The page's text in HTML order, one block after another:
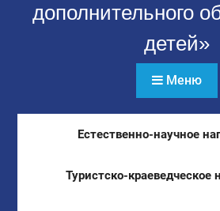
дополнительного
детей»
Меню
Естественно-научное
Туристско-краеведческое